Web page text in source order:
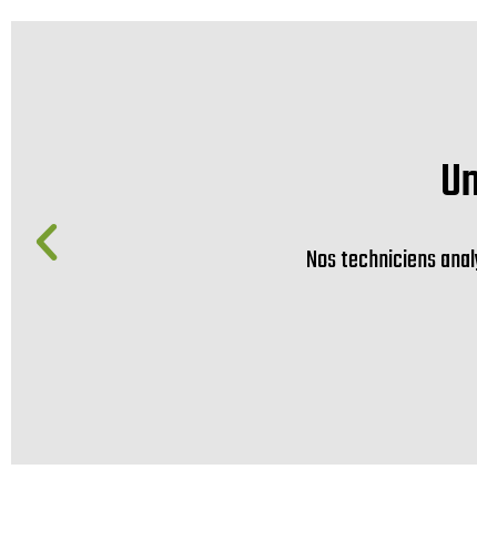
Nos techniciens